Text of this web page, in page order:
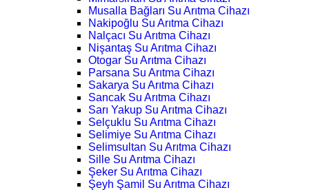
Musalla Bağları Su Arıtma Cihazı
Nakipoğlu Su Arıtma Cihazı
Nalçacı Su Arıtma Cihazı
Nişantaş Su Arıtma Cihazı
Otogar Su Arıtma Cihazı
Parsana Su Arıtma Cihazı
Sakarya Su Arıtma Cihazı
Sancak Su Arıtma Cihazı
Sarı Yakup Su Arıtma Cihazı
Selçuklu Su Arıtma Cihazı
Selimiye Su Arıtma Cihazı
Selimsultan Su Arıtma Cihazı
Sille Su Arıtma Cihazı
Şeker Su Arıtma Cihazı
Şeyh Şamil Su Arıtma Cihazı